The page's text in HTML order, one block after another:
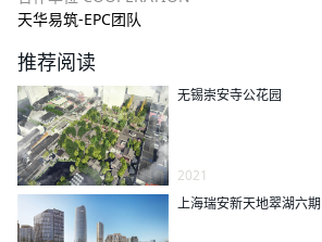
天华易筑-EPC团队
推荐阅读
无锡崇安寺公花园
2021
上海瑞安新天地翠湖六期